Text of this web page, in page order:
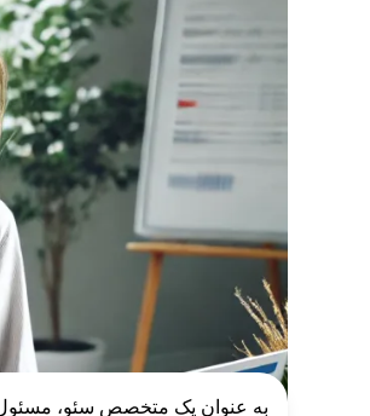
به عنوان یک متخصص سئو،